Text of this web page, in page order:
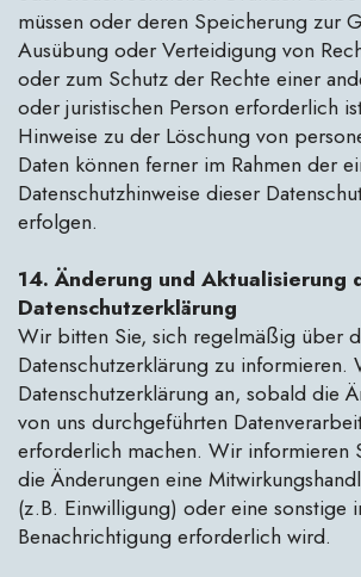
müssen oder deren Speicherung zur
Ausübung oder Verteidigung von
oder zum Schutz der Rechte einer
oder juristischen Person erforderlich
Hinweise zu der Löschung von
Daten können ferner im Rahmen der
Datenschutzhinweise dieser
erfolgen.
14. Änderung und Aktualisierung
Datenschutzerklärung
Wir bitten Sie, sich regelmäßig über
Datenschutzerklärung zu informieren.
Datenschutzerklärung an, sobald die
von uns durchgeführten
erforderlich machen. Wir informieren
die Änderungen eine
(z.B. Einwilligung) oder eine sonstige
Benachrichtigung erforderlich wird.